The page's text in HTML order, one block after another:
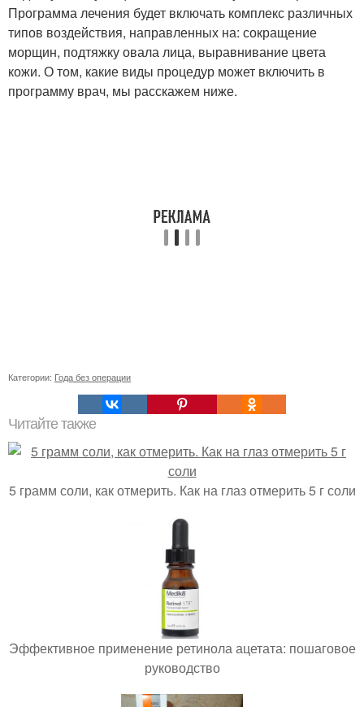
Программа лечения будет включать комплекс различных
типов воздействия, направленных на: сокращение
морщин, подтяжку овала лица, выравнивание цвета
кожи. О том, какие виды процедур может включить в
программу врач, мы расскажем ниже.
Категории: Года без операции
Читайте также
5 грамм соли, как отмерить. Как на глаз отмерить 5 г соли
Эффективное применение ретинола ацетата: пошаговое
руководство